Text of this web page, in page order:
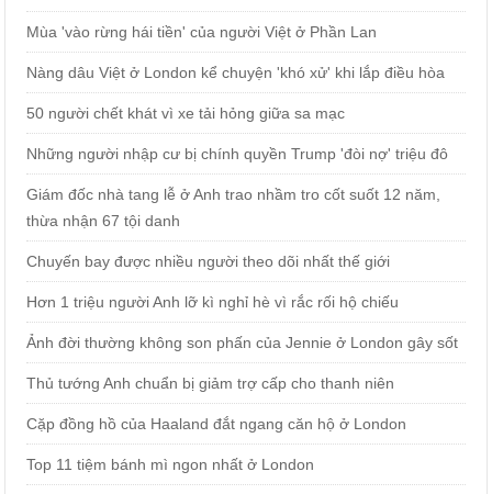
Mùa 'vào rừng hái tiền' của người Việt ở Phần Lan
Nàng dâu Việt ở London kể chuyện 'khó xử' khi lắp điều hòa
50 người chết khát vì xe tải hỏng giữa sa mạc
Những người nhập cư bị chính quyền Trump 'đòi nợ' triệu đô
Giám đốc nhà tang lễ ở Anh trao nhầm tro cốt suốt 12 năm,
thừa nhận 67 tội danh
Chuyến bay được nhiều người theo dõi nhất thế giới
Hơn 1 triệu người Anh lỡ kì nghỉ hè vì rắc rối hộ chiếu
Ảnh đời thường không son phấn của Jennie ở London gây sốt
Thủ tướng Anh chuẩn bị giảm trợ cấp cho thanh niên
Cặp đồng hồ của Haaland đắt ngang căn hộ ở London
Top 11 tiệm bánh mì ngon nhất ở London